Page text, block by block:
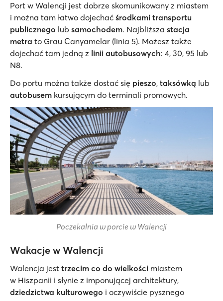
Port w Walencji jest dobrze skomunikowany z miastem
i można tam łatwo dojechać środkami transportu
publicznego lub samochodem. Najbliższa stacja
metra to Grau Canyamelar (linia 5). Możesz także
dojechać tam jedną z linii autobusowych: 4, 30, 95 lub
N8.
Do portu można także dostać się pieszo, taksówką lub
autobusem kursującym do terminali promowych.
Poczekalnia w porcie w Walencji
Wakacje w Walencji
Walencja jest trzecim co do wielkości miastem
w Hiszpanii i słynie z imponującej architektury,
dziedzictwa kulturowego i oczywiście pysznego